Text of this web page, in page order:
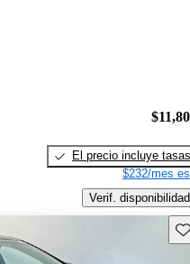
El precio incluye tasas
$232/mes
Verif. disponibilidad